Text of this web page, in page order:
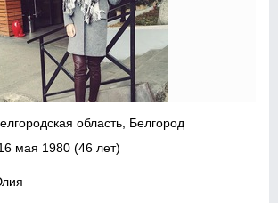
область, Белгород
мая 1980 (46 лет)